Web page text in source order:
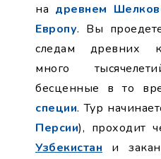
на древнем
Европу. Вы
следам древних
много
бесценные в то
специи. Тур
Персии), проходит
Узбекистан и